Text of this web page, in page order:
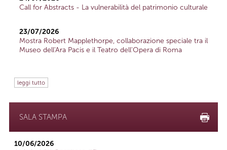
Call for Abstracts - La vulnerabilità del patrimonio culturale
23/07/2026
Mostra Robert Mapplethorpe, collaborazione speciale tra il
Museo dell'Ara Pacis e il Teatro dell'Opera di Roma
leggi tutto
SALA STAMPA
10/06/2026